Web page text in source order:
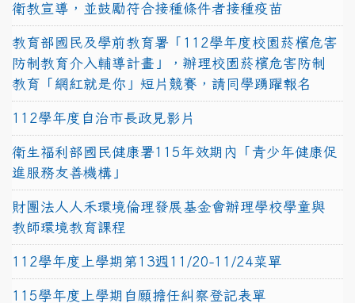
衛教宣導，並鼓勵符合接種條件者接種疫苗
教育部國民及學前教育署「112學年度校園菸檳危害
防制教育介入輔導計畫」，辦理校園菸檳危害防制
教育「網紅就是你」短片競賽，請同學踴躍報名
112學年度自治市長政見影片
衛生福利部國民健康署115年效期內「青少年健康促
進服務友善機構」
財團法人人禾環境倫理發展基金會辦理學校學童與
教師環境教育課程
112學年度上學期第13週11/20-11/24菜單
115學年度上學期自願擔任糾察登記表單